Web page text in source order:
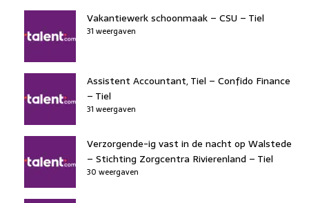
Vakantiewerk schoonmaak – CSU – Tiel
31 weergaven
Assistent Accountant, Tiel – Confido Finance
– Tiel
31 weergaven
Verzorgende-ig vast in de nacht op Walstede
– Stichting Zorgcentra Rivierenland – Tiel
30 weergaven